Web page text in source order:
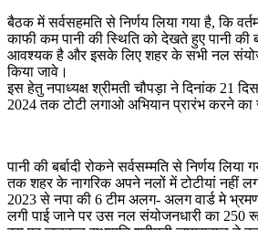
बैठक में सर्वसहमति से निर्णय लिया गया है, कि
काफी कम पानी की स्थिति को देखते हुए पानी की
आवश्यक है और इसके लिए शहर के सभी नल
किया जावे।
इस हेतु नपाध्यक्ष श्रीमती चौपड़ा ने दिनांक 21
2024 तक टोटी लगाओ अभियान प्रारंभ करने का
पानी की बर्बादी रोकने सर्वसम्मति से निर्णय लिया
तक शहर के नागरिक अपने नलों में टोटीयां नहीं
2023 से नपा की 6 टीम अलग- अलग वार्ड मे
लगी पाई जाने पर उस नल संयोजनधारी का 250